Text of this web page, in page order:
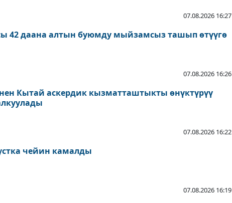
07.08.2026 16:27
42 даана алтын буюмду мыйзамсыз ташып өтүүгө
07.08.2026 16:26
Кытай аскердик кызматташтыкты өнүктүрүү
07.08.2026 16:22
чейин камалды
07.08.2026 16:19